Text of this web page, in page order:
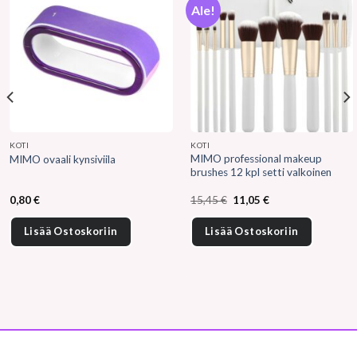
KOTI
MIMO ovaali kynsiviila
0,80€
Lisää Ostoskoriin
Ale!
KOTI
MIMO professional makeup
brushes 12 kpl setti valkoinen
15,45€ Alkuperäinen
hinta
oli:
15,45 €.
11,05€Nykyinen
on:
11,05 €.
Lisää Ostoskoriin